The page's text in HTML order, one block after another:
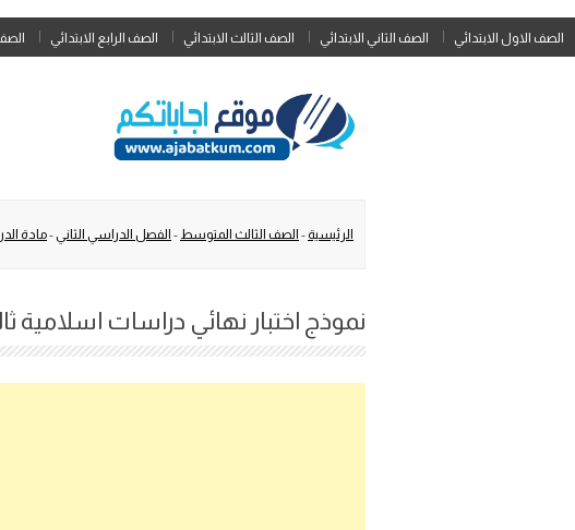
الصف الاول الابتدائي الصف الثاني الابتدائي الصف الثالث الابتدائي الصف الرابع الابتدائي
الرئيسية - الصف الثالث المتوسط - الفصل الدراسي الثاني -مادة
نموذج اختبار نهائي دراسات اسلامية ثالث متوسط